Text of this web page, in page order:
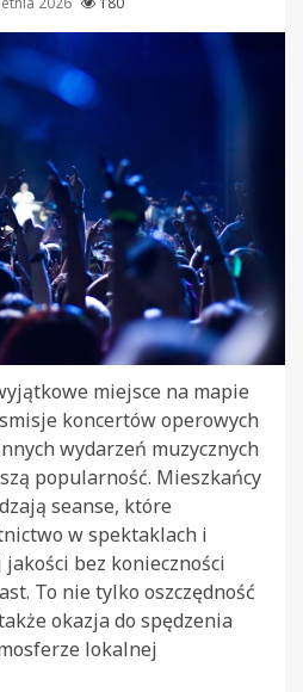
miejsce na mapie
koncertów operowych
wydarzeń muzycznych
popularność. Mieszkańcy
seanse, które
w spektaklach i
bez konieczności
To nie tylko oszczędność
okazja do spędzenia
lokalnej